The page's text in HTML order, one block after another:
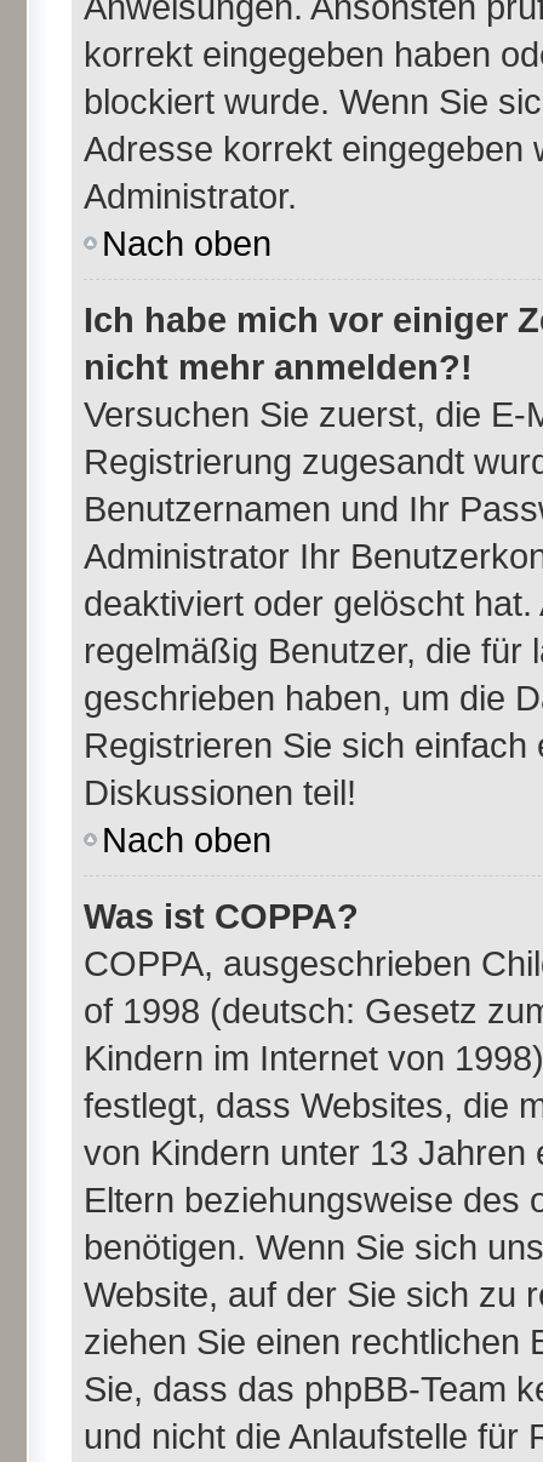
korrekt eingegeben haben
blockiert wurde. Wenn Sie
Adresse korrekt eingegeben
Administrator.
Nach oben
Ich habe mich vor einiger
nicht mehr anmelden?!
Versuchen Sie zuerst, die
Registrierung zugesandt
Benutzernamen und Ihr
Administrator Ihr
deaktiviert oder gelöscht
regelmäßig Benutzer, die für
geschrieben haben, um die
Registrieren Sie sich
Diskussionen teil!
Nach oben
Was ist COPPA?
COPPA, ausgeschrieben
of 1998 (deutsch: Gesetz
Kindern im Internet von
festlegt, dass Websites, die
von Kindern unter 13
Eltern beziehungsweise des
benötigen. Wenn Sie sich
Website, auf der Sie sich zu
ziehen Sie einen rechtlichen
Sie, dass das phpBB-Team
und nicht die Anlaufstelle für